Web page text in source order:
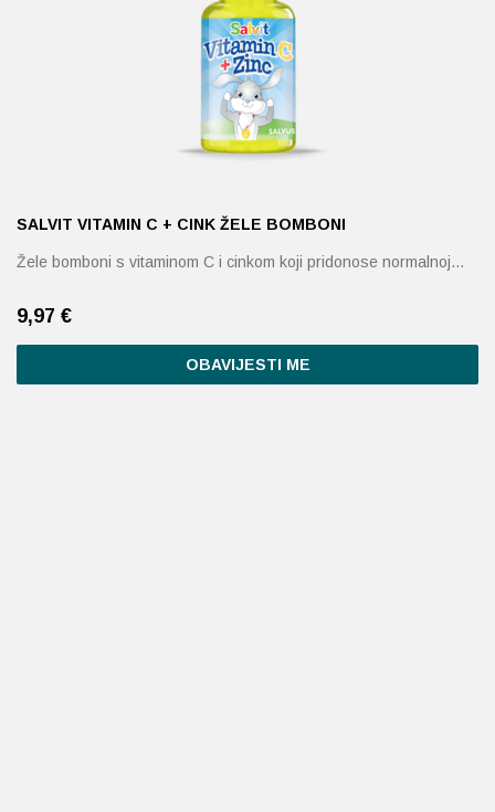
SALVIT VITAMIN C + CINK ŽELE BOMBONI
Žele bomboni s vitaminom C i cinkom koji pridonose normalnoj…
9,97 €
OBAVIJESTI ME